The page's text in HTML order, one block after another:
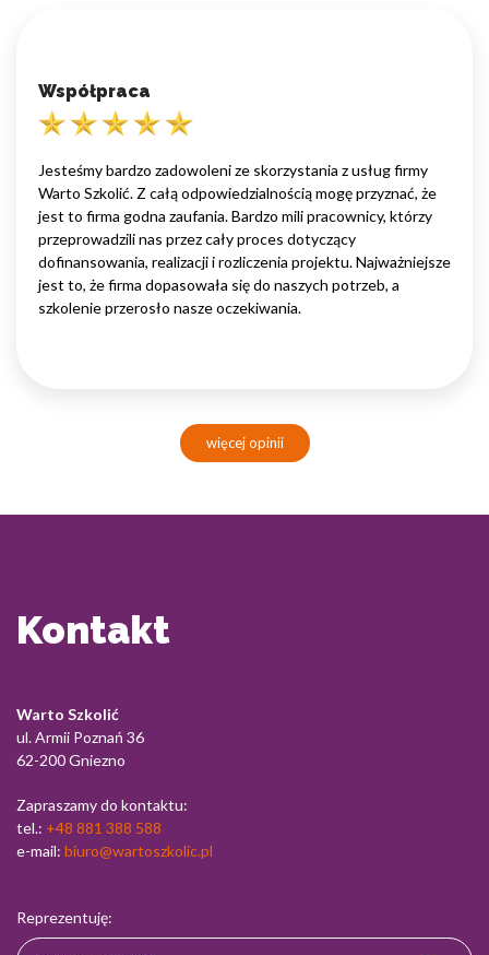
Współpraca
Jesteśmy bardzo zadowoleni ze skorzystania z usług firmy
Warto Szkolić. Z całą odpowiedzialnością mogę przyznać, że
jest to firma godna zaufania. Bardzo mili pracownicy, którzy
przeprowadzili nas przez cały proces dotyczący
dofinansowania, realizacji i rozliczenia projektu. Najważniejsze
jest to, że firma dopasowała się do naszych potrzeb, a
szkolenie przerosło nasze oczekiwania.
więcej opinii
Kontakt
Warto Szkolić
ul. Armii Poznań 36
62-200 Gniezno
Zapraszamy do kontaktu:
tel.: +48 881 388 588
e-mail: biuro@wartoszkolic.pl
Reprezentuję: